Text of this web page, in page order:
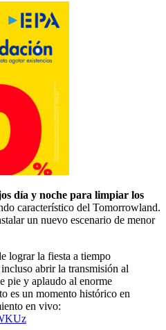
día y noche para limpiar los
característico del Tomorrowland.
un nuevo escenario de menor
lograr la fiesta a tiempo
abrir la transmisión al
pie y aplaudo al enorme
es un momento histórico en
en vivo: